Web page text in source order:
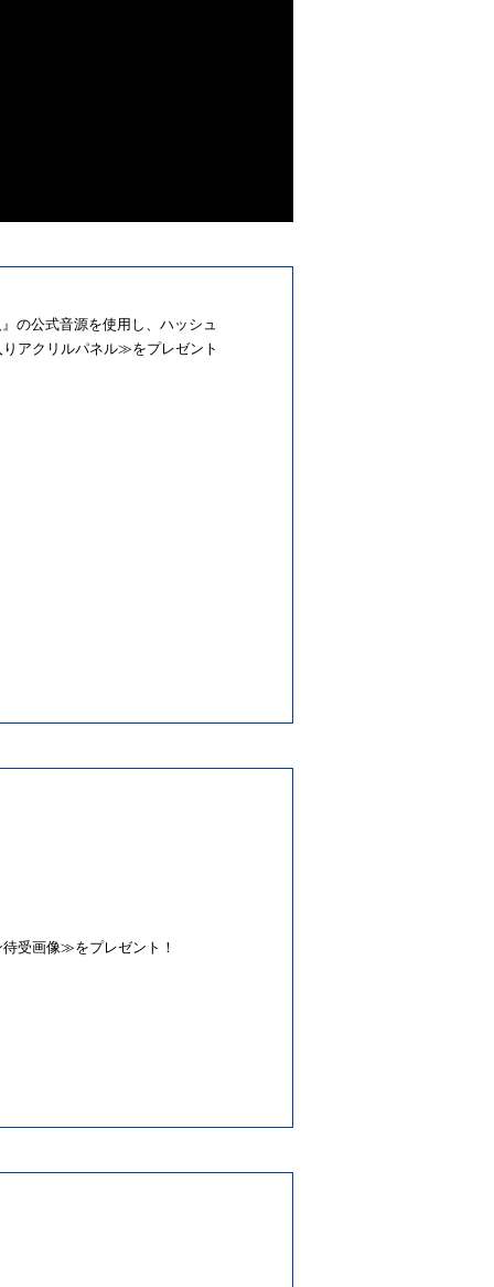
の公式音源を使用し、ハッシュ
アクリルパネル≫をプレゼント
受画像≫をプレゼント！